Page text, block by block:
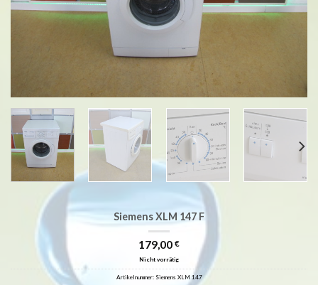
Siemens XLM 147 F
179,00 €
Nicht vorrätig
Artikelnummer: Siemens XLM 147